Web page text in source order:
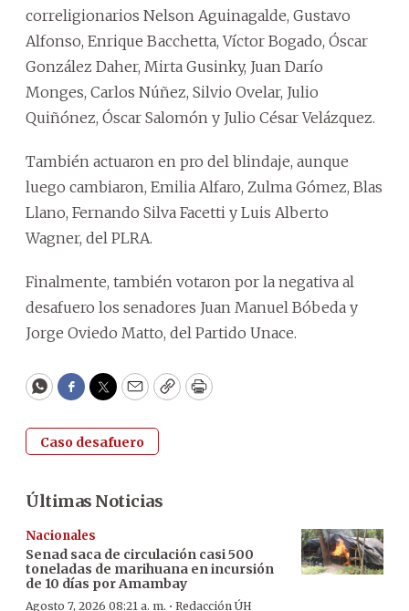
correligionarios Nelson Aguinagalde, Gustavo
Alfonso, Enrique Bacchetta, Víctor Bogado, Óscar
González Daher, Mirta Gusinky, Juan Darío
Monges, Carlos Núñez, Silvio Ovelar, Julio
Quiñónez, Óscar Salomón y Julio César Velázquez.
También actuaron en pro del blindaje, aunque
luego cambiaron, Emilia Alfaro, Zulma Gómez, Blas
Llano, Fernando Silva Facetti y Luis Alberto
Wagner, del PLRA.
Finalmente, también votaron por la negativa al
desafuero los senadores Juan Manuel Bóbeda y
Jorge Oviedo Matto, del Partido Unace.
WhatsApp
Facebook
Twitter
EmailCopyPrint
Caso desafuero
Últimas Noticias
Nacionales
Senad saca de circulación casi 500
toneladas de marihuana en incursión
de 10 días por Amambay
Agosto 7, 2026 08:21 a. m. · Redacción ÚH